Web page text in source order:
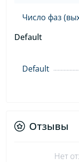
Число фаз
Default
Default
Отзывы
Нет